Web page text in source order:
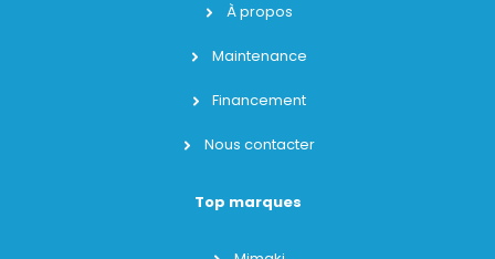
À propos
Maintenance
Financement
Nous contacter
Top marques